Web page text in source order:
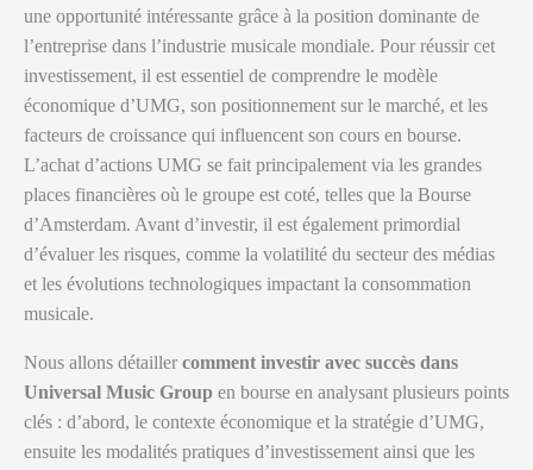
une opportunité intéressante grâce à la position dominante de
l’entreprise dans l’industrie musicale mondiale. Pour réussir cet
investissement, il est essentiel de comprendre le modèle
économique d’UMG, son positionnement sur le marché, et les
facteurs de croissance qui influencent son cours en bourse.
L’achat d’actions UMG se fait principalement via les grandes
places financières où le groupe est coté, telles que la Bourse
d’Amsterdam. Avant d’investir, il est également primordial
d’évaluer les risques, comme la volatilité du secteur des médias
et les évolutions technologiques impactant la consommation
musicale.
Nous allons détailler comment investir avec succès dans
Universal Music Group en bourse en analysant plusieurs points
clés : d’abord, le contexte économique et la stratégie d’UMG,
ensuite les modalités pratiques d’investissement ainsi que les